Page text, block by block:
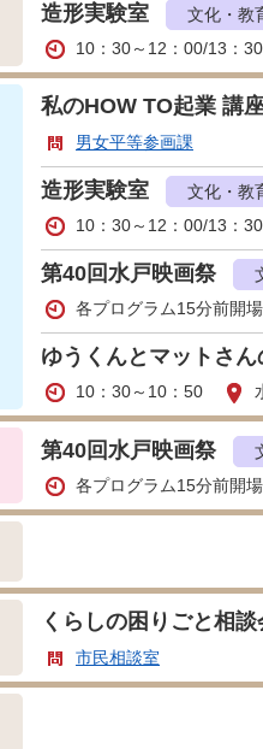
造形実験室
文化・教
10：30～12：00/13：
私のHOW TO起業 講
男女平等参画課
造形実験室
文化・教
10：30～12：00/13：
第40回水戸映画祭
各プログラム15分前開
ゆうくんとマットさん
10：30～10：50
第40回水戸映画祭
各プログラム15分前開
くらしの困りごと相談
市民相談室